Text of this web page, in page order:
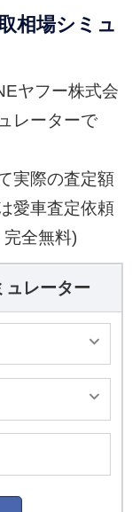
するというN
いる。 ボディ
る。
相場シミュ
ヤフー株式会
レーターで
実際の査定額
愛車査定依頼
全無料)
ュレーター